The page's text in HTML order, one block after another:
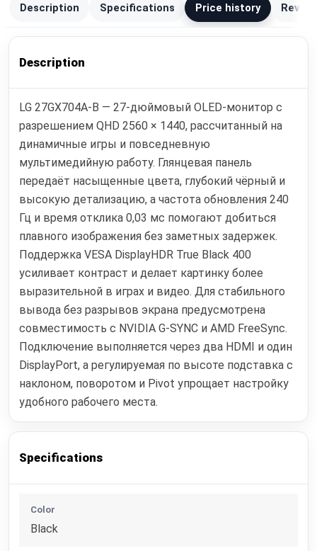
Description Specifications Price history
Description
LG 27GX704A-B — 27-дюймовый OLED-монитор с
разрешением QHD 2560 × 1440, рассчитанный на
динамичные игры и повседневную
мультимедийную работу. Глянцевая панель
передаёт насыщенные цвета, глубокий чёрный и
высокую детализацию, а частота обновления 240
Гц и время отклика 0,03 мс помогают добиться
плавного изображения без заметных задержек.
Поддержка VESA DisplayHDR True Black 400
усиливает контраст и делает картинку более
выразительной в играх и видео. Для стабильного
вывода без разрывов экрана предусмотрена
совместимость с NVIDIA G-SYNC и AMD FreeSync.
Подключение выполняется через два HDMI и один
DisplayPort, а регулируемая по высоте подставка с
наклоном, поворотом и Pivot упрощает настройку
удобного рабочего места.
Specifications
Color
Black